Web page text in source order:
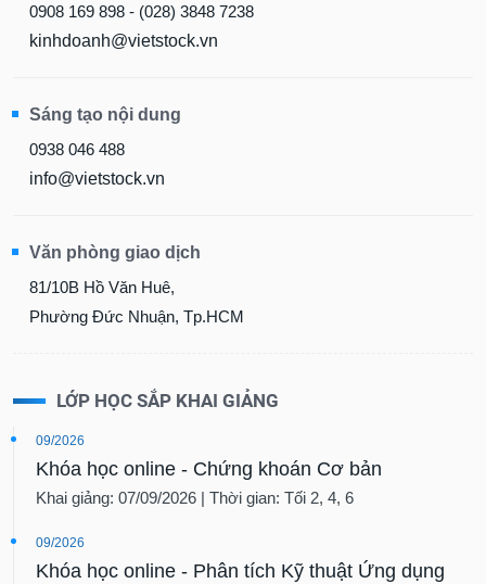
0908 169 898 - (028) 3848 7238
kinhdoanh@vietstock.vn
Sáng tạo nội dung
0938 046 488
info@vietstock.vn
Văn phòng giao dịch
81/10B Hồ Văn Huê,
Phường Đức Nhuận, Tp.HCM
LỚP HỌC SẮP KHAI GIẢNG
09/2026
Khóa học online - Chứng khoán Cơ bản
Khai giảng: 07/09/2026 | Thời gian: Tối 2, 4, 6
09/2026
Khóa học online - Phân tích Kỹ thuật Ứng dụng